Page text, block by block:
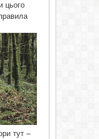
цього
тут –